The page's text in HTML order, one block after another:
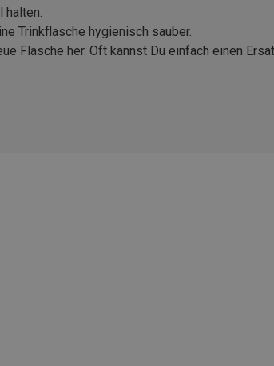
halten.
Trinkflasche hygienisch sauber.
Flasche her. Oft kannst Du einfach einen